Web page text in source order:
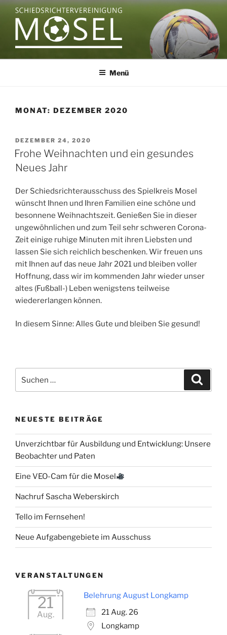
Zum
Inhalt
springen
Menü
MONAT: DEZEMBER 2020
VERÖFFENTLICHT
AM
DEZEMBER 24, 2020
Frohe Weihnachten und ein gesundes
Neues Jahr
Der Schiedsrichterausschuss des Spielkreis Mosel
wünscht Ihnen und Ihren Familien eine schöne und
besonnene Weihnachtszeit. Genießen Sie in dieser
ungewöhnlichen und zum Teil sehr schweren Corona-
Zeit einige ruhige Minuten mit ihren Liebsten und
lassen Sie sich reichlich beschenken. Wir freuen uns
mit Ihnen auf das neue Jahr 2021 und bleiben voller
Hoffnung, dass wir im kommenden Jahr wieder unser
altes (Fußball-) Leben wenigstens teilweise
wiedererlangen können.
In diesem Sinne: Alles Gute und bleiben Sie gesund!
nach:
NEUESTE BEITRÄGE
Unverzichtbar für Ausbildung und Entwicklung: Unsere
Beobachter und Paten
Eine VEO-Cam für die Mosel
Nachruf Sascha Weberskirch
Tello im Fernsehen!
Neue Aufgabengebiete im Ausschuss
VERANSTALTUNGEN
21
Aug.
Belehrung August Longkamp
21 Aug. 26
Longkamp